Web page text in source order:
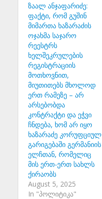
ზაალ ანჯაფარიძე:
ფაქტი, რომ გუშინ
მიმართა ხაზარაძის
ოჯახმა საჯარო
რეესტრს
ხელშეკრულების
რეგისტრაციის
მოთხოვნით,
მიუთითებს მხოლოდ
ერთ რამეზე – არ
არსებობდა
კონტრაქტი და ეჭვი
ჩნდება, ხომ არ იყო
ხაზარაძე კორუფციულ
გარიგებაში გერმანიის
ელჩთან, რომელიც
მის ერთ-ერთ სახლს
ქირაობს
August 5, 2025
In "პოლიტიკა"